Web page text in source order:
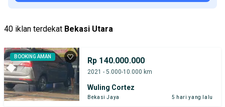
40 iklan terdekat Bekasi Utara
BOOKING AMAN Rp 140.000.000
2021 - 5.000-10.000 km
Wuling Cortez
Bekasi Jaya 5 hari yang lalu